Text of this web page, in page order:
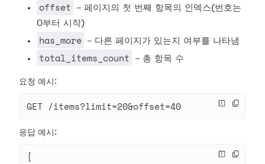
offset
- 페이지의 첫 번째 항목의 인덱스(번호는
0부터 시작)
has_more - 다른 페이지가 있는지 여부를 나타냄
total_items_count - 총 항목 수
요청 예시:
GET /items?limit=20&offset=40
응답 예시:
{